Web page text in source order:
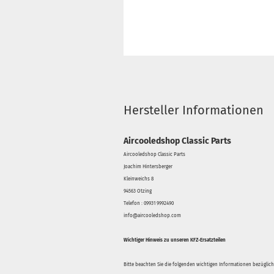
Hersteller Informationen
Aircooledshop Classic Parts
Aircooledshop Classic Parts
Joachim Hintersberger
Kleinweichs 8
94563 Otzing
Telefon : 09931 9992490
info@aircooledshop.com
Wichtiger Hinweis zu unseren KFZ-Ersatzteilen
Bitte beachten Sie die folgenden wichtigen Informationen bezüglich